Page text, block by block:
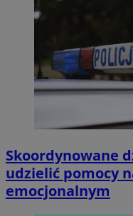
Skoordynowane
udzielić pomocy
emocjonalnym